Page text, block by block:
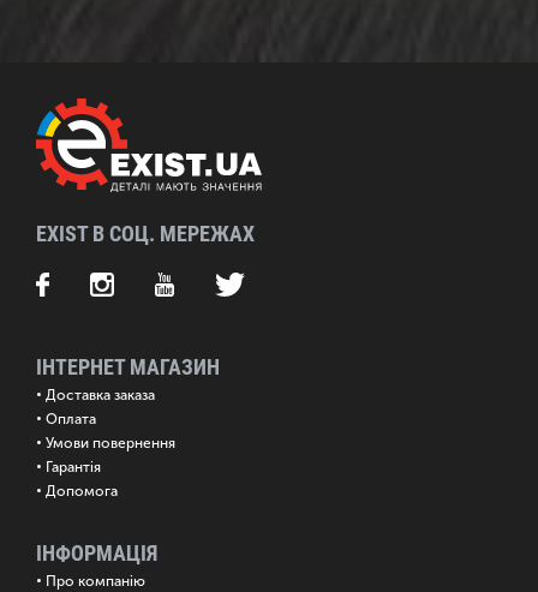
EXIST В СОЦ. МЕРЕЖАХ
ІНТЕРНЕТ МАГАЗИН
• Доставка заказа
• Оплата
• Умови повернення
• Гарантія
• Допомога
ІНФОРМАЦІЯ
• Про компанію